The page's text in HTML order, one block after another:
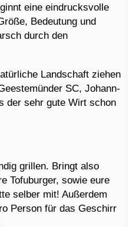
eine eindrucksvolle
Bedeutung und
durch den
Landschaft ziehen
SC, Johann-
der sehr gute Wirt schon
grillen. Bringt also
Tofuburger, sowie eure
selber mit! Außerdem
Person für das Geschirr